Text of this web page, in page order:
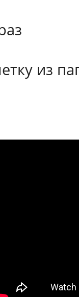
из